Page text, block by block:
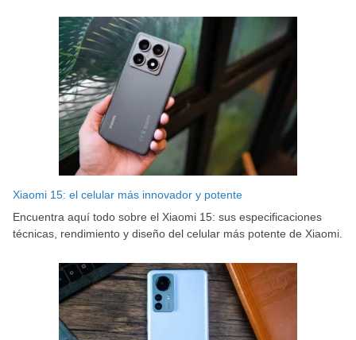
Xiaomi 15: el celular más innovador y potente
Encuentra aquí todo sobre el Xiaomi 15: sus especificaciones
técnicas, rendimiento y diseño del celular más potente de Xiaomi.